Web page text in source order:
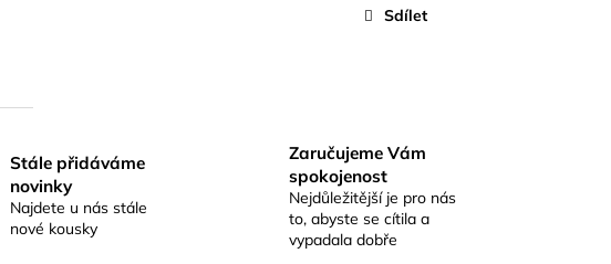
Sdílet
Stále přidáváme
novinky
Najdete u nás stále
nové kousky
Zaručujeme Vám
spokojenost
Nejdůležitější je pro nás
to, abyste se cítila a
vypadala dobře